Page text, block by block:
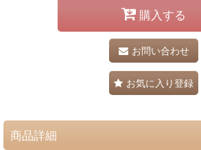
購入する
お問い合わせ
お気に入り登録
商品詳細